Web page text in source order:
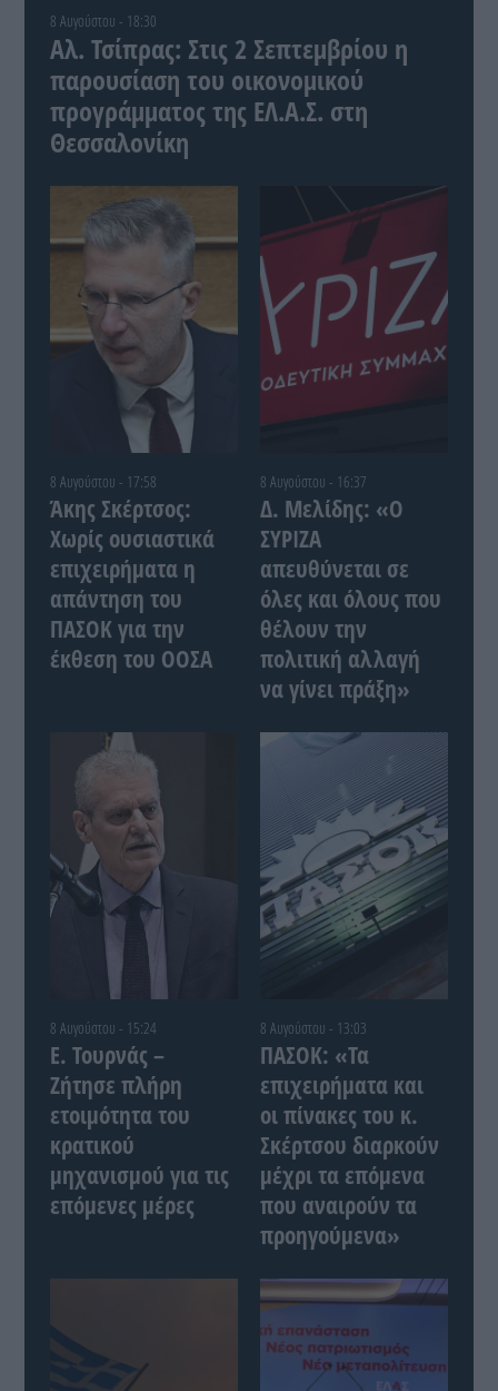
8 Αυγούστου - 18:30
Αλ. Τσίπρας: Στις 2 Σεπτεμβρίου η
παρουσίαση του οικονομικού
προγράμματος της ΕΛ.Α.Σ. στη
Θεσσαλονίκη
8 Αυγούστου - 17:58
Άκης Σκέρτσος:
Χωρίς ουσιαστικά
επιχειρήματα η
απάντηση του
ΠΑΣΟΚ για την
έκθεση του ΟΟΣΑ
8 Αυγούστου - 16:37
Δ. Μελίδης: «Ο
ΣΥΡΙΖΑ
απευθύνεται σε
όλες και όλους που
θέλουν την
πολιτική αλλαγή
να γίνει πράξη»
8 Αυγούστου - 15:24
Ε. Τουρνάς –
Ζήτησε πλήρη
ετοιμότητα του
κρατικού
μηχανισμού για τις
επόμενες μέρες
8 Αυγούστου - 13:03
ΠΑΣΟΚ: «Τα
επιχειρήματα και
οι πίνακες του κ.
Σκέρτσου διαρκούν
μέχρι τα επόμενα
που αναιρούν τα
προηγούμενα»